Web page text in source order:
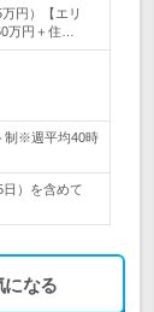
円）【エリ
万円＋住…
制※週平均40時
）を含めて
になる